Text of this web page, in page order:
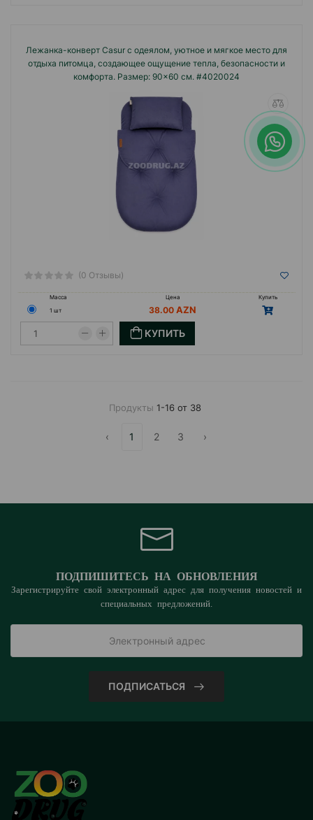
Лежанка-конверт Casur с одеялом, уютное и мягкое место для
отдыха питомца, создающее ощущение тепла, безопасности и
комфорта. Размер: 90×60 см. #4020024
(0 Отзывы)
Масса Цена
Купить
1 шт
38.00
КУПИТЬ
Продукты 1-16 от 38
‹ 1 2 3 ›
ПОДПИШИТЕСЬ НА ОБНОВЛЕНИЯ
Зарегистрируйте свой электронный адрес для получения новостей и
специальных предложений.
ПОДПИСАТЬСЯ